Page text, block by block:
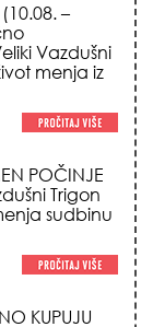
POČINJE
Trigon
sudbinu
Trik sa
stan
KLIME)!
ritual